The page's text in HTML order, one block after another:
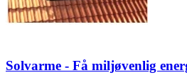
Solvarme - Få miljøvenlig